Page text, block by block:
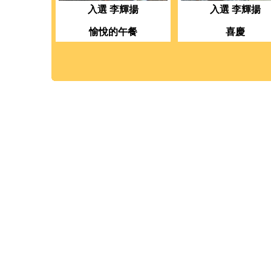
入選 李輝揚
愉悅的午餐
入選 李輝揚
喜慶